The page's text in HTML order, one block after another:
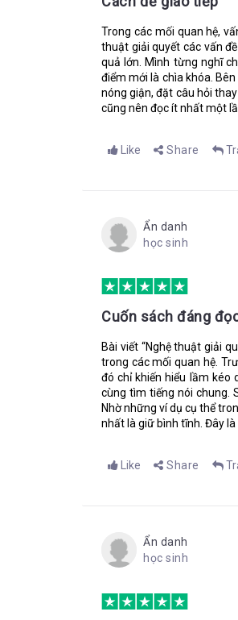
con người” là thuộc chuyên
này thì không. Nó vẫn thuộc
người, hoàn toàn trái ngược
Vậy, nguyên nhân là gì?
“Mọi người thường có
một cách khách quan để
Không đủ kết nối trực tiếp
Mỗi nhân tố đều được giải
nhanh chóng.
Tập trung vào các yếu tố
thường xuyên và ổn
rõ những lo lắng của
hoặc kết luận vội vàng.
mọi người lắng nghe bạn
tác của mọi người cho kỳ
đề xảy ra với mọi người
vấn đề liên quan đến con
quả và gây tổn thương
Và từ đây, tác giả khái quát
1.Đưa ra vấn đề
Sau đó, tác giả lại đưa ra rất
dụng quy trình ba bước kể
Trong các mối quan hệ,
thuật giải quyết các vấn
quả lớn. Mình từng nghĩ
điểm mới là chìa khóa.
nóng giận, đặt câu hỏi
cũng nên đọc ít nhất một
Like Share
Ẩn danh
học sinh
Cuốn sách đáng
Bài viết “Nghệ thuật giải
trong các mối quan hệ.
đó chỉ khiến hiểu lầm kéo
cùng tìm tiếng nói chung.
Nhờ những ví dụ cụ thể
nhất là giữ bình tĩnh. Đây
Like Share
Ẩn danh
học sinh